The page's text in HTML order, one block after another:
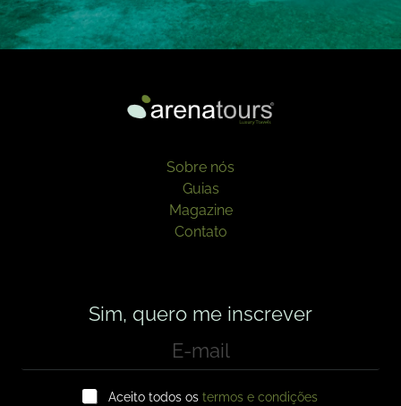
Sobre nós
Guias
Magazine
Contato
Sim, quero me inscrever
m
Aceito todos os termos e condições